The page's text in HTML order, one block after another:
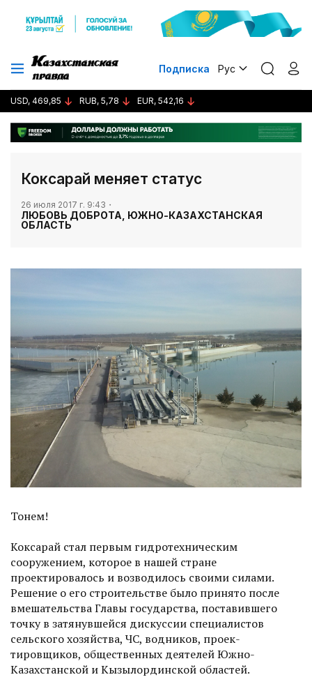
Подписка Рус
USD, 469,85 RUB, 5,78 EUR, 542,16
Коксарай меняет статус
26 июля 2017 г. 9:43
ЛЮБОВЬ ДОБРОТА, ЮЖНО-КАЗАХСТАНСКАЯ
ОБЛАСТЬ
Тонем!
Коксарай стал первым гидротехническим
сооружением, которое в нашей стране
проектировалось и возводилось своими силами.
Решение о его строительстве было принято после
вмешательства Главы государства, пос­тавившего
точку в затянувшейся дискуссии специалистов
сельского хозяйства, ЧС, водников, проек­
тировщиков, общественных деятелей Южно-
Казахстанской и Кызылординской областей.